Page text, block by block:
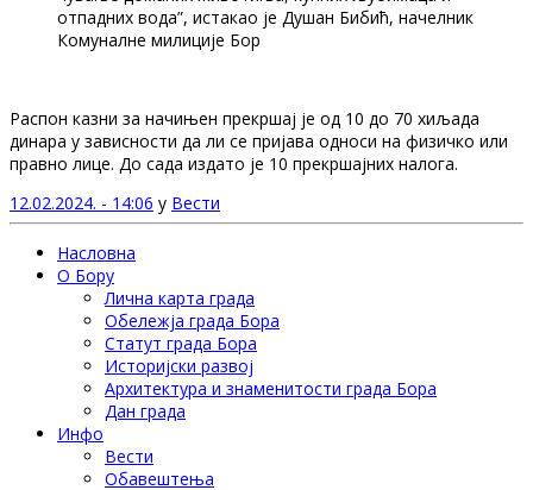
отпадних вода”, истакао је Душан Бибић, начелник
Комуналне милиције Бор
Распон казни за начињен прекршај је од 10 до 70 хиљада
динара у зависности да ли се пријава односи на физичко или
правно лице. До сада издато је 10 прекршајних налога.
12.02.2024. - 14:06 у Вести
Насловна
О Бору
Лична карта града
Обележја града Бора
Статут града Бора
Историјски развој
Архитектура и знаменитости града Бора
Дан града
Инфо
Вести
Обавештења